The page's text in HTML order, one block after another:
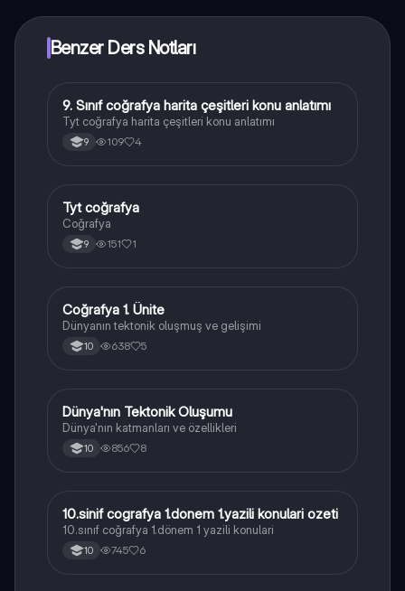
Benzer Ders Notları
Coğrafya
9. Sınıf coğrafya harita çeşitleri konu anlatımı
Tyt coğrafya harita çeşitleri konu anlatımı
9 109 4
Coğrafya
Tyt coğrafya
Coğrafya
9 151 1
Coğrafya
Coğrafya 1. Ünite
Dünyanın tektonik oluşmuş ve gelişimi
10 638 5
Coğrafya
Dünya'nın Tektonik Oluşumu
Dünya'nın katmanları ve özellikleri
10 856 8
Coğrafya
10.sinif cografya 1.donem 1.yazili konulari ozeti
10.sınıf coğrafya 1.dönem 1 yazili konulari
10 745 6